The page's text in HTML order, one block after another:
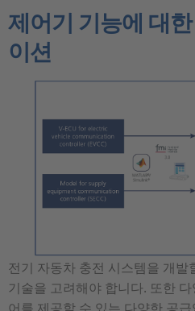
인재채용
제어기 기능에 대
이션
전기 자동차 충전 시스템을 개발
기술을 고려해야 합니다. 또한